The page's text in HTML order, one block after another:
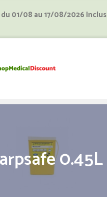
01/08 au 17/08/2026 Inclus
0.45L